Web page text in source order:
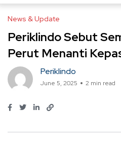
News & Update
Periklindo Sebut
Perut Menanti
Periklindo
June 5, 2025 2 min read